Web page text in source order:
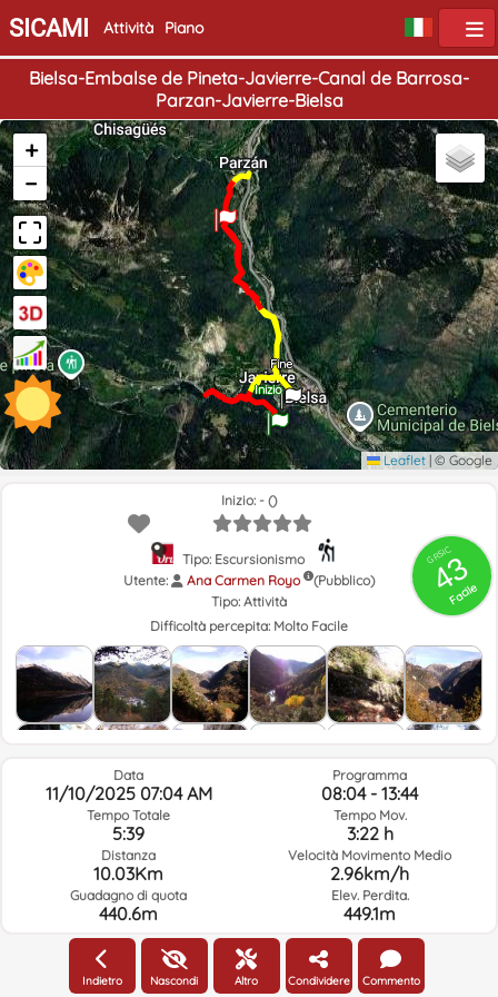
SICAMI Attività Piano
Bielsa-Embalse de Pineta-Javierre-Canal de Barrosa-
Parzan-Javierre-Bielsa
Inizio
Fine
+
−
Leaflet | © Google
GRSIC
43
Facile
Inizio: - ()
Tipo: Escursionismo
Utente:
Ana Carmen Royo
(Pubblico)
Tipo: Attività
Difficoltà percepita: Molto Facile
Data
11/10/2025 07:04 AM
Tempo Totale
5:39
Distanza
10.03Km
Guadagno di quota
440.6m
Programma
08:04 - 13:44
Tempo Mov.
3:22 h
Velocità Movimento Medio
2.96km/h
Elev. Perdita.
449.1m
Meteo Del Giorno Del Percorso E Orario Selezionato
Indietro Nascondi Altro Condividere Commento